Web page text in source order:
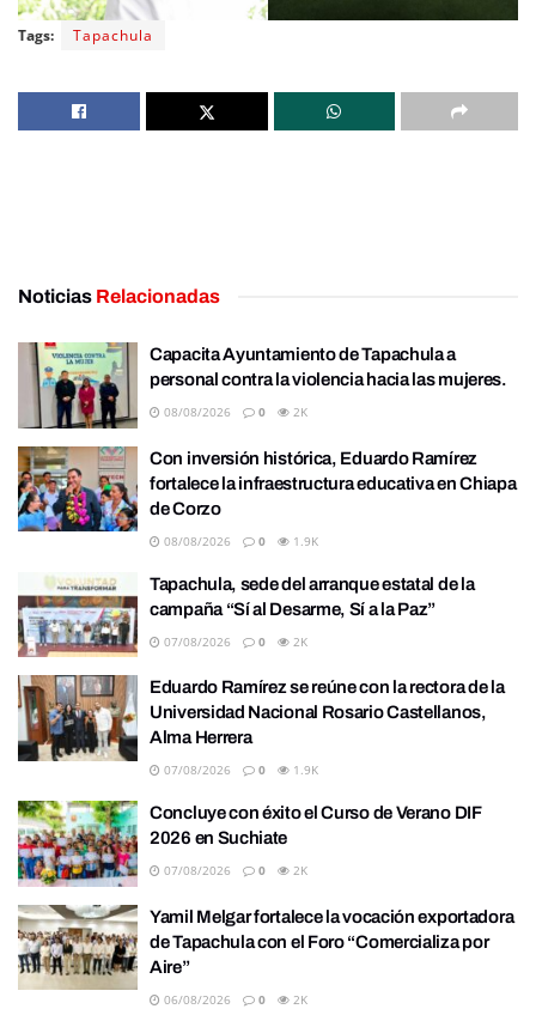
Tags: Tapachula
Noticias Relacionadas
Capacita Ayuntamiento de Tapachula a
personal contra la violencia hacia las mujeres.
08/08/2026 0 2K
Con inversión histórica, Eduardo Ramírez
fortalece la infraestructura educativa en Chiapa
de Corzo
08/08/2026 0 1.9K
Tapachula, sede del arranque estatal de la
campaña “Sí al Desarme, Sí a la Paz”
07/08/2026 0 2K
Eduardo Ramírez se reúne con la rectora de la
Universidad Nacional Rosario Castellanos,
Alma Herrera
07/08/2026 0 1.9K
Concluye con éxito el Curso de Verano DIF
2026 en Suchiate
07/08/2026 0 2K
Yamil Melgar fortalece la vocación exportadora
de Tapachula con el Foro “Comercializa por
Aire”
06/08/2026 0 2K